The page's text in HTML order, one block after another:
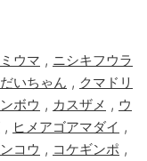
ウマ , ニシキフウラ
いちゃん , クマドリ
ボウ , カスザメ , ウ
, ヒメアゴアマダイ ,
コウ , コケギンポ ,